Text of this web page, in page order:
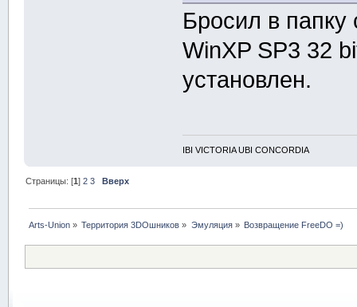
Бросил в
WinXP SP3 32
установлен.
IBI VICTORIA UBI CONCORDIA
Страницы: [1]2 3 Вверх
Arts-Union » Территория 3DOшников » Эмуляция» Возвращение FreeDO =)